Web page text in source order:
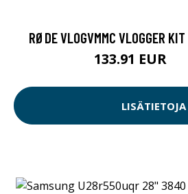
RØDE VLOGVMMC VLOGGER
133.91 EUR
LISÄTIETOJA